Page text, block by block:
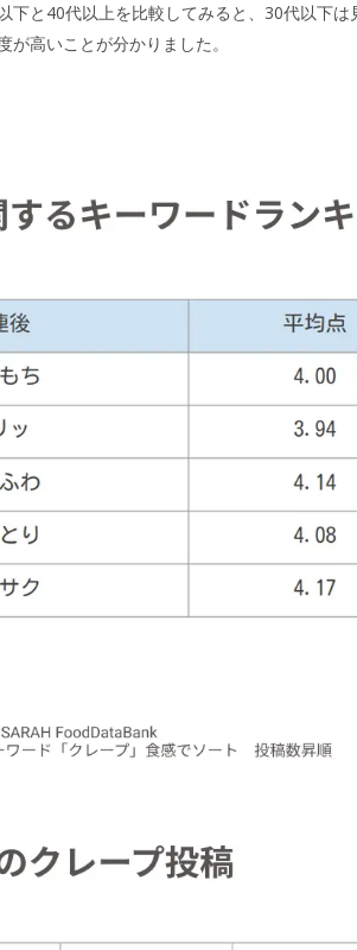
と40代以上を比較してみると、30代以下は
高いことが分かりました。